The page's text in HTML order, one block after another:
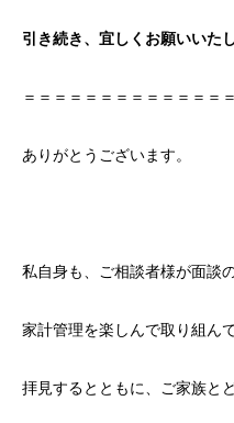
引き続き、宜しくお願いいた
＝＝＝＝＝＝＝＝＝＝＝＝＝
ありがとうございます。
私自身も、ご相談者様が面談
家計管理を楽しんで取り組ん
拝見するとともに、ご家族と